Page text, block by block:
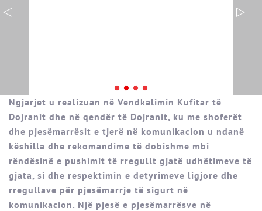
Ngjarjet u realizuan në Vendkalimin Kufitar të
Dojranit dhe në qendër të Dojranit, ku me shoferët
dhe pjesëmarrësit e tjerë në komunikacion u ndanë
këshilla dhe rekomandime të dobishme mbi
rëndësinë e pushimit të rregullt gjatë udhëtimeve të
gjata, si dhe respektimin e detyrimeve ligjore dhe
rregullave për pjesëmarrje të sigurt në
komunikacion. Një pjesë e pjesëmarrësve në